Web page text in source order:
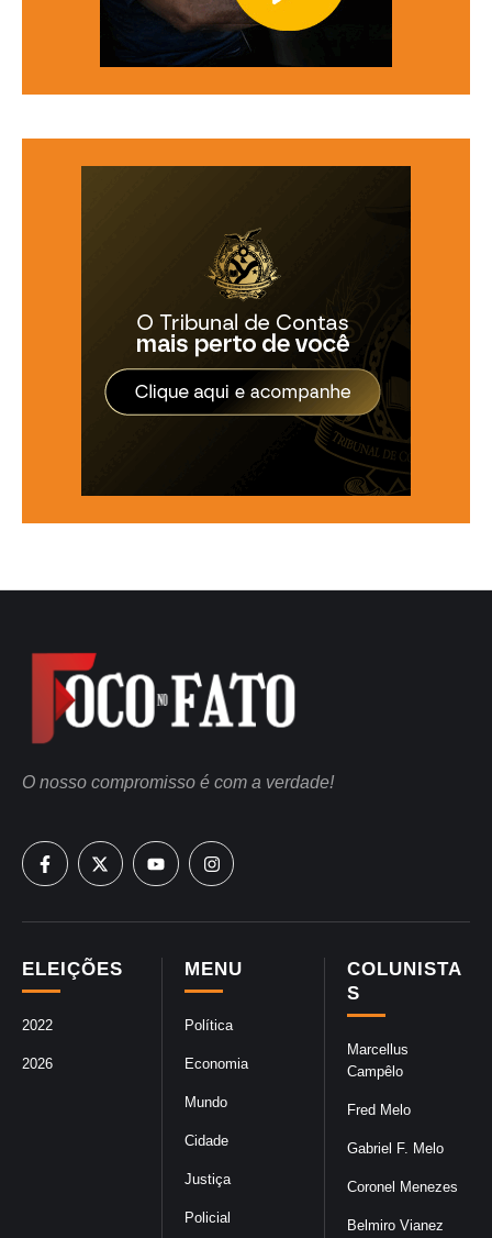
COLUNISTA
S
Marcellus
Campêlo
Fred Melo
Gabriel F. Melo
Coronel Menezes
Belmiro Vianez
MENU
Política
Economia
Mundo
Cidade
Justiça
Policial
ELEIÇÕES
2022
2026
O nosso compromisso é com a verdade!